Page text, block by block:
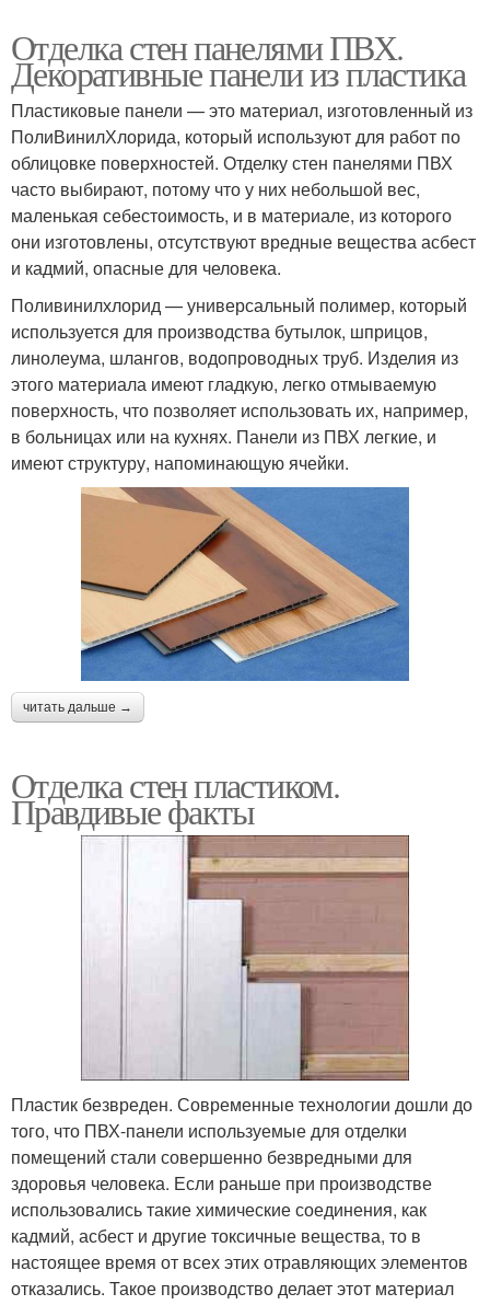
Отделка стен панелями ПВХ.
Декоративные панели из пластика
Пластиковые панели — это материал, изготовленный из
ПолиВинилХлорида, который используют для работ по
облицовке поверхностей. Отделку стен панелями ПВХ
часто выбирают, потому что у них небольшой вес,
маленькая себестоимость, и в материале, из которого
они изготовлены, отсутствуют вредные вещества асбест
и кадмий, опасные для человека.
Поливинилхлорид — универсальный полимер, который
используется для производства бутылок, шприцов,
линолеума, шлангов, водопроводных труб. Изделия из
этого материала имеют гладкую, легко отмываемую
поверхность, что позволяет использовать их, например,
в больницах или на кухнях. Панели из ПВХ легкие, и
имеют структуру, напоминающую ячейки.
читать дальше →
Отделка стен пластиком.
Правдивые факты
Пластик безвреден. Современные технологии дошли до
того, что ПВХ-панели используемые для отделки
помещений стали совершенно безвредными для
здоровья человека. Если раньше при производстве
использовались такие химические соединения, как
кадмий, асбест и другие токсичные вещества, то в
настоящее время от всех этих отравляющих элементов
отказались. Такое производство делает этот материал